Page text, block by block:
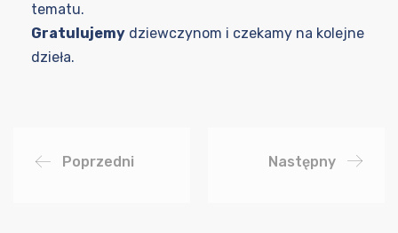
tematu.
Gratulujemy dziewczynom i czekamy na kolejne
dzieła.
Poprzedni Następny